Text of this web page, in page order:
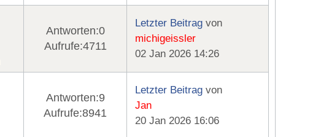
Antworten:0
Aufrufe:4711
Letzter Beitrag von
michigeissler
02 Jan 2026 14:26
Antworten:9
Aufrufe:8941
Letzter Beitrag von
Jan
20 Jan 2026 16:06